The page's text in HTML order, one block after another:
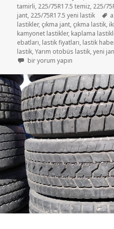
tamirli, 225/75R17.5 temiz, 225/
jant, 225/75R17.5 yeni lastik
lastikler, çıkma jant, çıkma lastik,
kamyonet lastikler, kaplama
ebatları, lastik fiyatları, lastik
lastik,Yarım otobüs lastik,yeni
225-75R17.5 soğuk kaplama
bir yorum yapın